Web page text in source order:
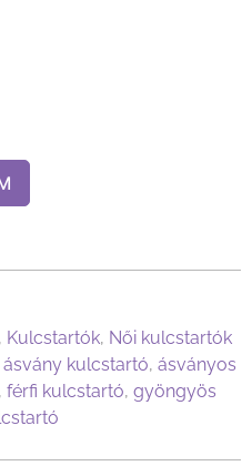
, Kulcstartók, Női kulcstartók
ásvány kulcstartó, ásványos
, férfi kulcstartó, gyöngyös